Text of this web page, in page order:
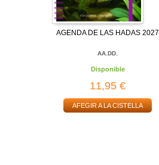
AGENDA DE LAS HADAS 2027
AA.DD.
Disponible
11,95 €
AFEGIR A LA CISTELLA